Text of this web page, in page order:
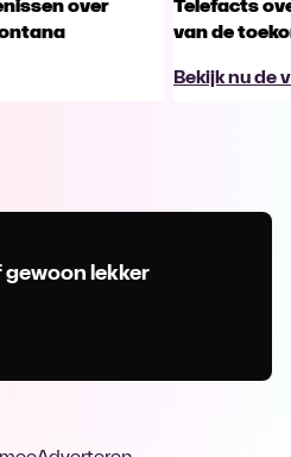
over
Telefacts
van de
Bekijk nu de
gewoon lekker